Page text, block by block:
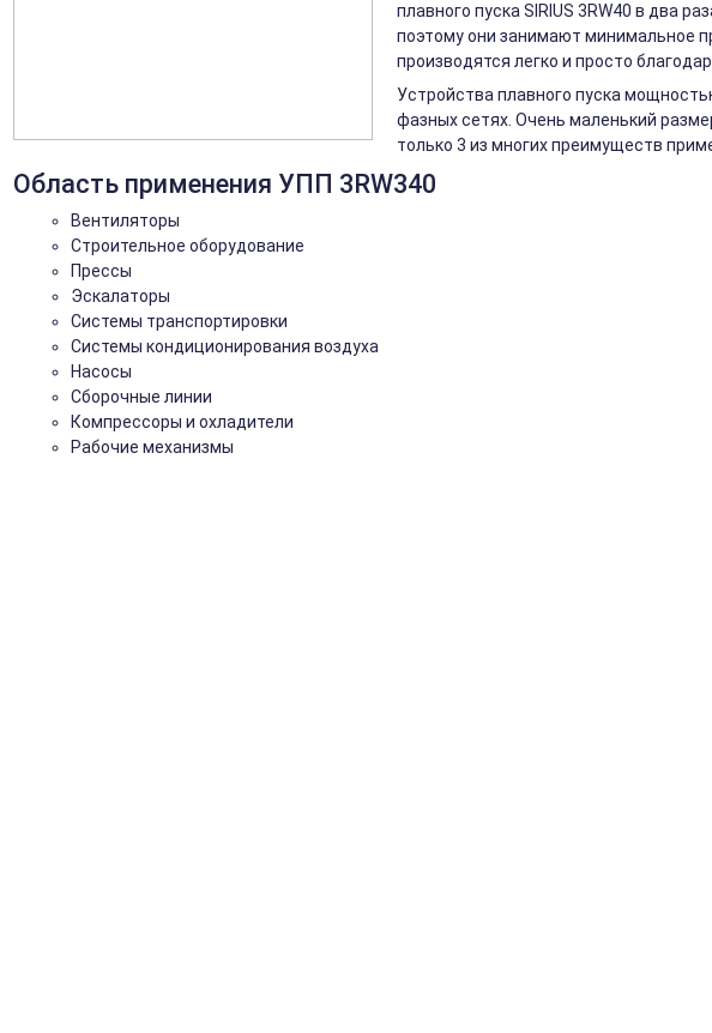
плавного пуска SIRIUS 3RW40 в два
поэтому они занимают минимальное
производятся легко и просто
Устройства плавного пуска
фазных сетях. Очень маленький
только 3 из многих преимуществ
Область применения УПП 3RW340
Вентиляторы
Строительное оборудование
Прессы
Эскалаторы
Системы транспортировки
Системы кондиционирования воздуха
Насосы
Сборочные линии
Компрессоры и охладители
Рабочие механизмы